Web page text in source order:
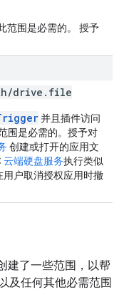
范围是必需的。
授予
/drive . file
并且插件访问
围是必需的。授予对
创建或打开的应用文
云端硬盘服务执行类似
户取消授权应用时撤
建了一些范围，以帮
及任何其他必需范围